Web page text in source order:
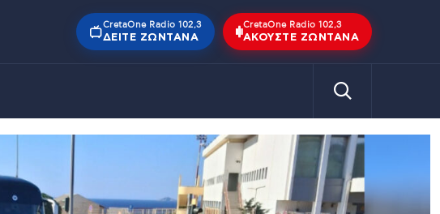
CretaOne Radio 102,3
ΔΕΊΤΕ ΖΩΝΤΑΝΆ
CretaOne Radio 102,3
ΑΚΟΎΣΤΕ ΖΩΝΤΑΝΆ